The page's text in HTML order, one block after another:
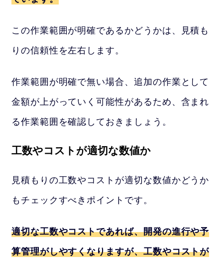
この作業範囲が明確であるかどうかは、見積も
りの信頼性を左右します。
作業範囲が明確で無い場合、追加の作業として
金額が上がっていく可能性があるため、含まれ
る作業範囲を確認しておきましょう。
工数やコストが適切な数値か
見積もりの工数やコストが適切な数値かどうか
もチェックすべきポイントです。
適切な工数やコストであれば、開発の進行や予
算管理がしやすくなりますが、工数やコストが